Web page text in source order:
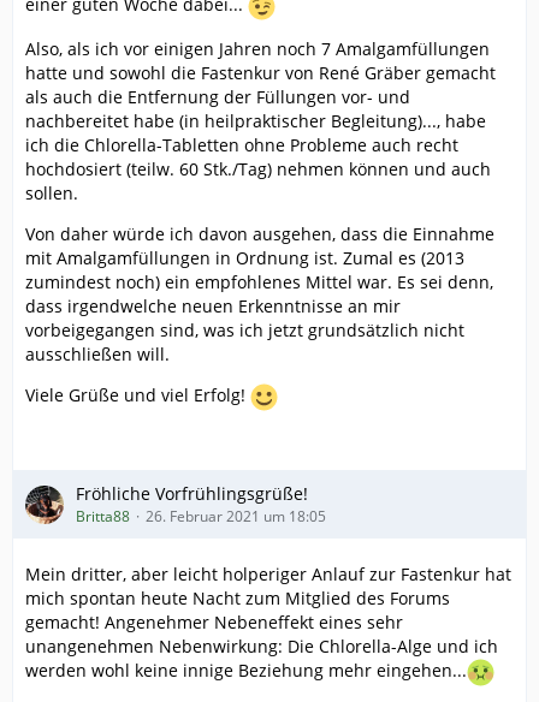
Also, als ich vor einigen Jahren noch 7 Amalgamfüllungen
hatte und sowohl die Fastenkur von René Gräber gemacht
als auch die Entfernung der Füllungen vor- und
nachbereitet habe (in heilpraktischer Begleitung)..., habe
ich die Chlorella-Tabletten ohne Probleme auch recht
hochdosiert (teilw. 60 Stk./Tag) nehmen können und auch
sollen.
Von daher würde ich davon ausgehen, dass die Einnahme
mit Amalgamfüllungen in Ordnung ist. Zumal es (2013
zumindest noch) ein empfohlenes Mittel war. Es sei denn,
dass irgendwelche neuen Erkenntnisse an mir
vorbeigegangen sind, was ich jetzt grundsätzlich nicht
ausschließen will.
Viele Grüße und viel Erfolg!
Fröhliche Vorfrühlingsgrüße!
Britta88 26. Februar 2021 um 18:05
Mein dritter, aber leicht holperiger Anlauf zur Fastenkur hat
mich spontan heute Nacht zum Mitglied des Forums
gemacht! Angenehmer Nebeneffekt eines sehr
unangenehmen Nebenwirkung: Die Chlorella-Alge und ich
werden wohl keine innige Beziehung mehr eingehen...